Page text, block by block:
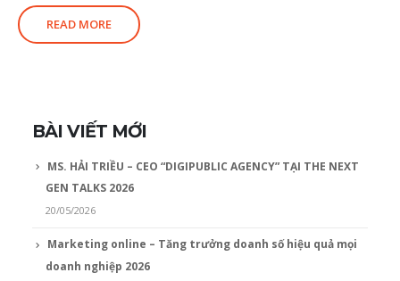
READ MORE
BÀI VIẾT MỚI
MS. HẢI TRIỀU – CEO “DIGIPUBLIC AGENCY” TẠI THE NEXT
GEN TALKS 2026
20/05/2026
Marketing online – Tăng trưởng doanh số hiệu quả mọi
doanh nghiệp 2026